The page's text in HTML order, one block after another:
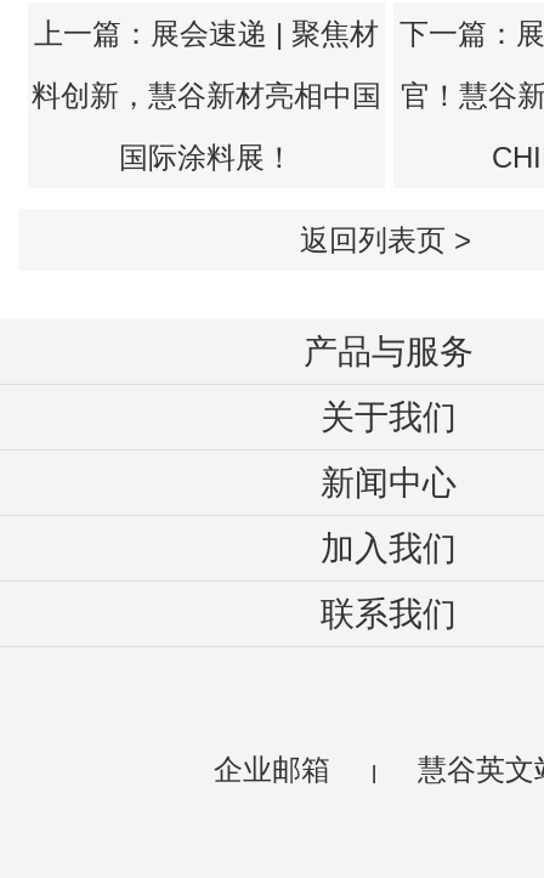
国际涂料展！
返回列表页 >
产品与服务
关于我们
新闻中心
加入我们
联系我们
企业邮箱 慧谷英文